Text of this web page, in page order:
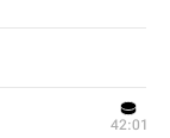
42:01